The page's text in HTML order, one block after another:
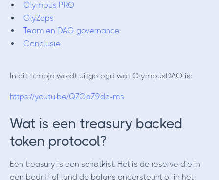
Olympus PRO
OlyZaps
Team en DAO governance
Conclusie
In dit filmpje wordt uitgelegd wat OlympusDAO is:
https://youtu.be/QZOaZ9dd-ms
Wat is een treasury backed
token protocol?
Een treasury is een schatkist. Het is de reserve die in
een bedrijf of land de balans ondersteunt of in het